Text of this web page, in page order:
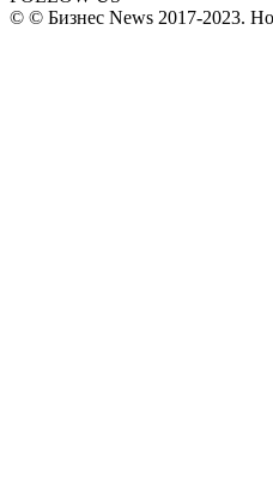
© © Бизнес News 2017-2023.